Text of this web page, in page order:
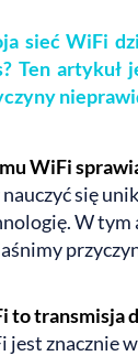
sieć WiFi
Ten artykuł
WiFi
się
W
to transmisja
jest znacznie